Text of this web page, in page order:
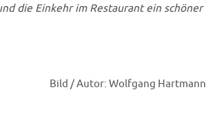
die Einkehr im Restaurant ein schöner
Bild / Autor: Wolfgang Hartmann